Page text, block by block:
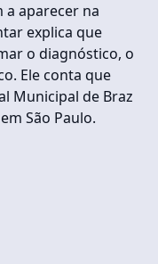
a aparecer na
explica que
o diagnóstico, o
Ele conta que
Municipal de Braz
São Paulo.